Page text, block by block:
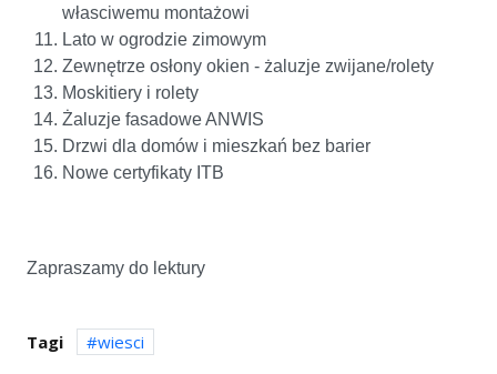
własciwemu montażowi
Lato w ogrodzie zimowym
Zewnętrze osłony okien - żaluzje zwijane/rolety
Moskitiery i rolety
Żaluzje fasadowe ANWIS
Drzwi dla domów i mieszkań bez barier
Nowe certyfikaty ITB
Zapraszamy do lektury
Tagi wiesci